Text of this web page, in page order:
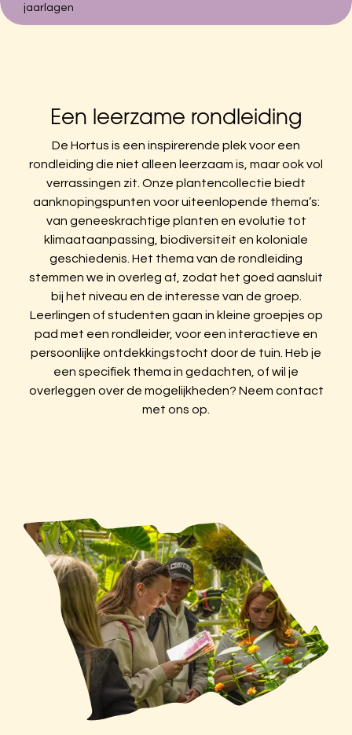
Zoeken naar:
1018DD Amsterdam
020-6259021
jaarlagen
Een leerzame rondleiding
De Hortus is een inspirerende plek voor een
rondleiding die niet alleen leerzaam is, maar ook vol
verrassingen zit. Onze plantencollectie biedt
aanknopingspunten voor uiteenlopende thema’s:
van geneeskrachtige planten en evolutie tot
klimaataanpassing, biodiversiteit en koloniale
geschiedenis. Het thema van de rondleiding
stemmen we in overleg af, zodat het goed aansluit
bij het niveau en de interesse van de groep.
Leerlingen of studenten gaan in kleine groepjes op
pad met een rondleider, voor een interactieve en
persoonlijke ontdekkingstocht door de tuin. Heb je
een specifiek thema in gedachten, of wil je
overleggen over de mogelijkheden? Neem contact
met ons op.